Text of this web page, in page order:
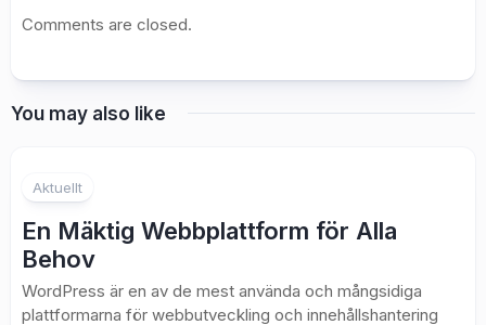
Comments are closed.
You may also like
Aktuellt
En Mäktig Webbplattform för Alla
Behov
WordPress är en av de mest använda och mångsidiga
plattformarna för webbutveckling och innehållshantering